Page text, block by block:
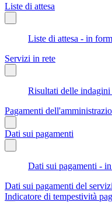
Liste di attesa
Liste di attesa - in
Servizi in rete
Risultati delle indagini
Pagamenti
Dati sui pagamenti
Dati sui pagamenti -
Dati sui pagamenti del
Indicatore di tempestività